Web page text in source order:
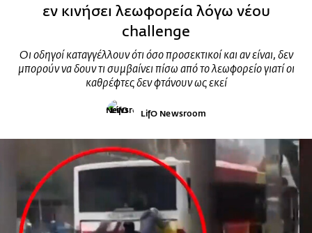
εν κινήσει λεωφορεία λόγω νέου
challenge
Οι οδηγοί καταγγέλλουν ότι όσο προσεκτικοί και αν είναι, δεν
μπορούν να δουν τι συμβαίνει πίσω από το λεωφορείο γιατί οι
καθρέφτες δεν φτάνουν ως εκεί
LifO Newsroom